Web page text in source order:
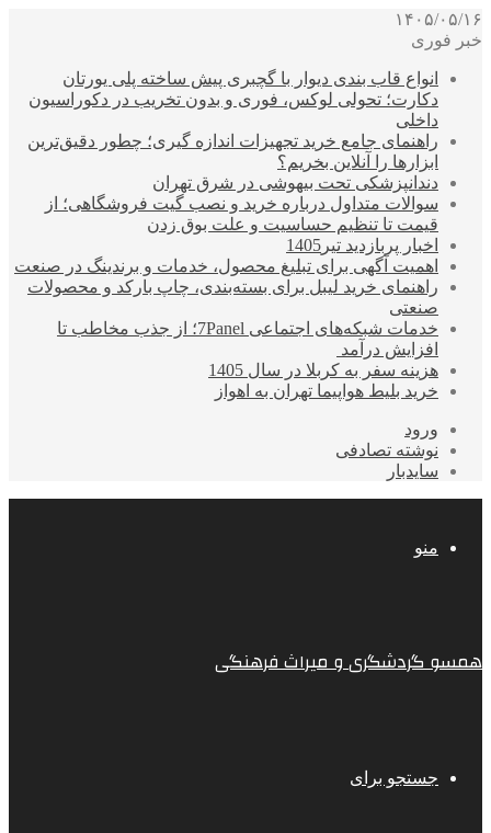
۱۴۰۵/۰۵/۱۶
خبر فوری
انواع قاب بندی دیوار با گچبری پیش ساخته پلی یورتان
دکارت؛ تحولی لوکس، فوری و بدون تخریب در دکوراسیون
داخلی
راهنمای جامع خرید تجهیزات اندازه گیری؛ چطور دقیق‌ترین
ابزارها را آنلاین بخریم؟
دندانپزشکی تحت بیهوشی در شرق تهران
سوالات متداول درباره خرید و نصب گیت فروشگاهی؛ از
قیمت تا تنظیم حساسیت و علت بوق زدن
اخبار پربازدید تیر1405
اهمیت آگهی برای تبلیغ محصول، خدمات و برندینگ در صنعت
راهنمای خرید لیبل برای بسته‌بندی، چاپ بارکد و محصولات
صنعتی
خدمات شبکه‌های اجتماعی 7Panel؛ از جذب مخاطب تا
افزایش درآمد
هزینه سفر به کربلا در سال 1405
خرید بلیط هواپیما تهران به اهواز
ورود
نوشته تصادفی
سایدبار
منو
همسو گردشگری و میراث فرهنگی
جستجو برای